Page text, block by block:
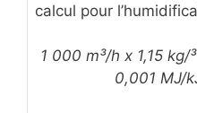
calcul pour
1 000 m³/h x 1,15
0,001 MJ/